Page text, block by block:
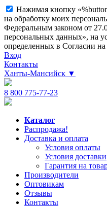
Нажимая кнопку
на обработку моих
Федеральным законом от
персональных данных», на
определенных в Согласии
Вход
Контакты
Ханты-Мансийск ▼
8 800 775-77-23
Каталог
Распродажа!
Доставка и оплата
Условия оплаты
Условия доставки
Гарантия на
Производители
Оптовикам
Отзывы
Контакты